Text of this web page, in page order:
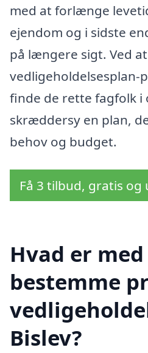
med at forlænge
ejendom og i sidste
på længere sigt. Ved
vedligeholdelsesplan-
finde de rette fagfolk i
skræddersy en plan,
behov og budget.
Få 3 tilbud, gratis
Hvad er
bestemme
Bislev?